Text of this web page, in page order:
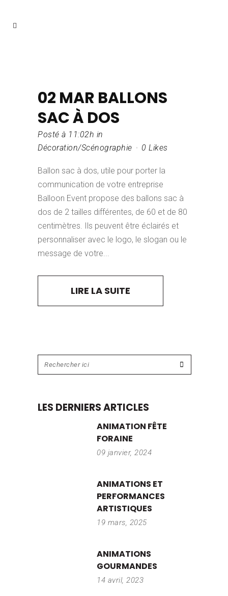
02 MAR BALLONS
SAC À DOS
Posté à 11:02h in
Décoration/Scénographie
0 Likes
Ballon sac à dos, utile pour porter la
communication de votre entreprise
Balloon Event propose des ballons sac à
dos de 2 tailles différentes, de 60 et de 80
centimètres. Ils peuvent être éclairés et
personnaliser avec le logo, le slogan ou le
message de votre...
LIRE LA SUITE
LES DERNIERS ARTICLES
ANIMATION FÊTE
FORAINE
09 janvier, 2024
ANIMATIONS ET
PERFORMANCES
ARTISTIQUES
19 mars, 2025
ANIMATIONS
GOURMANDES
14 avril, 2023